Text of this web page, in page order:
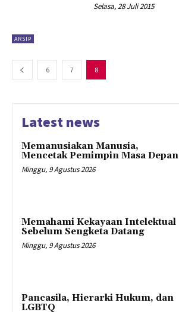
ARSIP
Selasa, 28 Juli 2015
6 7 8
Latest news
Memanusiakan Manusia,
Mencetak Pemimpin Masa Depan
Minggu, 9 Agustus 2026
Memahami Kekayaan Intelektual
Sebelum Sengketa Datang
Minggu, 9 Agustus 2026
Pancasila, Hierarki Hukum, dan
LGBTQ